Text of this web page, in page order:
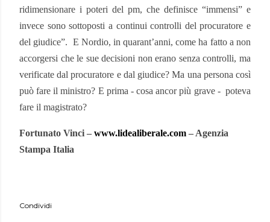
ridimensionare i poteri del pm, che definisce “immensi” e
invece sono sottoposti a continui controlli del procuratore e
del giudice”. E Nordio, in quarant’anni, come ha fatto a non
accorgersi che le sue decisioni non erano senza controlli, ma
verificate dal procuratore e dal giudice? Ma una persona così
può fare il ministro? E prima - cosa ancor più grave - poteva
fare il magistrato?
Fortunato Vinci – www.lidealiberale.com – Agenzia
Stampa Italia
Condividi